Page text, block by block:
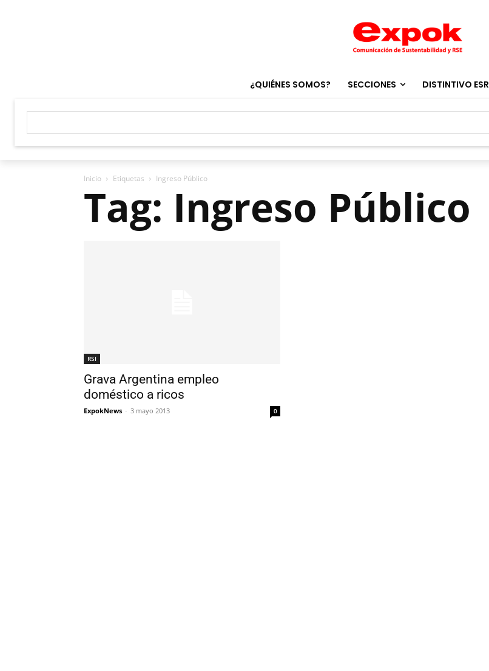
¿QUIÉNES SOMOS? SECCIONES DISTINTIVO ESR
Inicio Etiquetas Ingreso Público
Tag: Ingreso Público
RSI
Grava Argentina empleo
doméstico a ricos
ExpokNews - 3 mayo 2013 0